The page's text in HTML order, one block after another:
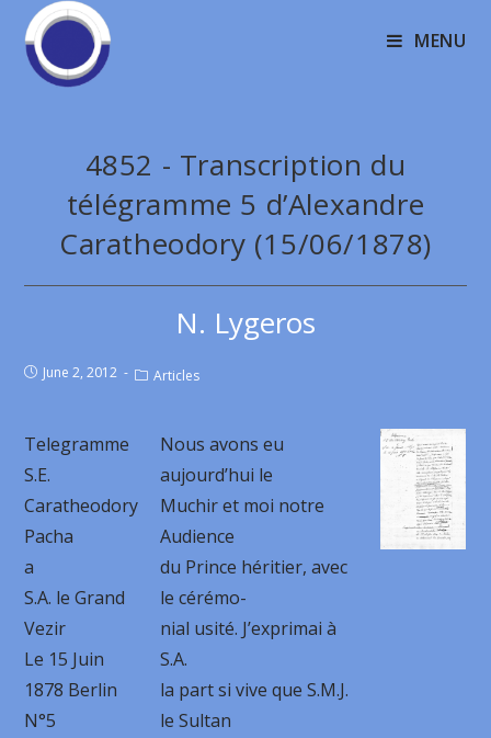
MENU
4852 - Transcription du
télégramme 5 d’Alexandre
Caratheodory (15/06/1878)
N. Lygeros
June 2, 2012 Articles
Telegramme
S.E.
Caratheodory
Pacha
a
S.A. le Grand
Vezir
Le 15 Juin
1878 Berlin
N°5
Nous avons eu
aujourd’hui le
Muchir et moi notre
Audience
du Prince héritier, avec
le cérémo-
nial usité. J’exprimai à
S.A.
la part si vive que S.M.J.
le Sultan